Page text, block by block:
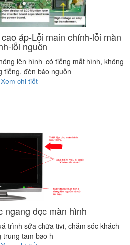
áp-Lỗi main chính-lỗi màn
lỗi nguồn
lên hình, có tiếng mất hình, không
tiếng, đèn báo nguồn
Xem chi tiết
ngang dọc màn hình
trình sửa chữa tivi, chăm sóc khách
trung tam bao h